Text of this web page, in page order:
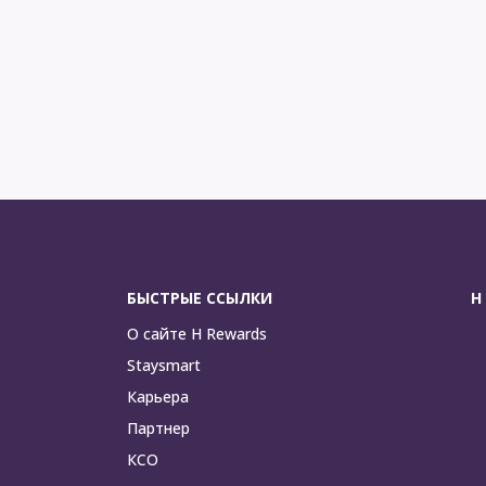
БЫСТРЫЕ ССЫЛКИ
О сайте H Rewards
Staysmart
Карьера
Партнер
КСО